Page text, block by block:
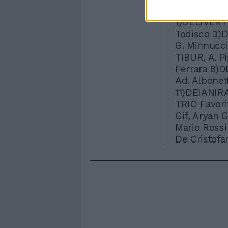
Todisco
G.
TIBUR, A.
Ferrara
Ad.
TRIO
Gif, Aryan
Mario
De